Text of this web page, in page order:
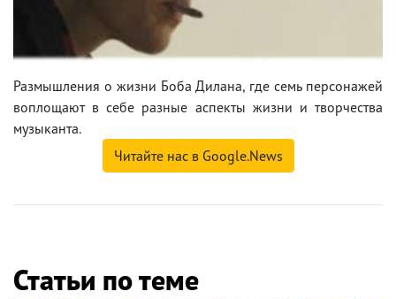
Размышления о жизни Боба Дилана, где семь персонажей
воплощают в себе разные аспекты жизни и творчества
музыканта.
Читайте нас в Google.News
Статьи по теме